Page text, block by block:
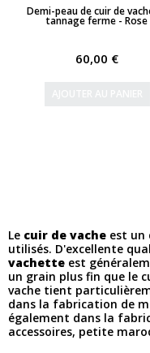
APERÇU RAPIDE
Demi-peau de cuir de
tannage ferme - Rose
60,00 €
Le cuir de vache est un
utilisés. D'excellente
vachette est
un grain plus fin que le
vache tient
dans la fabrication de
également dans la
accessoires, petite